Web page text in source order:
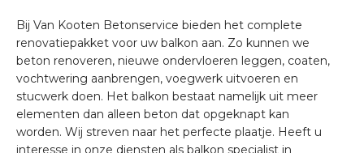
Bij Van Kooten Betonservice bieden het complete
renovatiepakket voor uw balkon aan. Zo kunnen we
beton renoveren, nieuwe ondervloeren leggen, coaten,
vochtwering aanbrengen, voegwerk uitvoeren en
stucwerk doen. Het balkon bestaat namelijk uit meer
elementen dan alleen beton dat opgeknapt kan
worden. Wij streven naar het perfecte plaatje. Heeft u
interesse in onze diensten als balkon specialist in